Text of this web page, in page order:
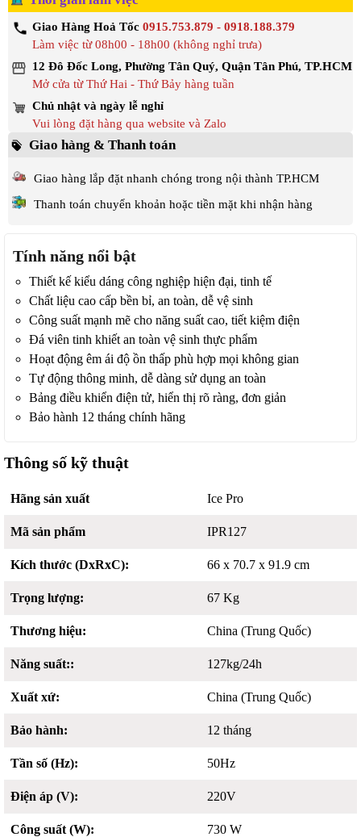
Giao Hàng Hoả Tốc 0915.753.879 - 0918.188.379
Làm việc từ 08h00 - 18h00 (không nghỉ trưa)
12 Đô Đốc Long, Phường Tân Quý, Quận Tân Phú, TP.HCM
Mở cửa từ Thứ Hai - Thứ Bảy hàng tuần
Chủ nhật và ngày lễ nghỉ
Vui lòng đặt hàng qua website và Zalo
Giao hàng & Thanh toán
Giao hàng lắp đặt nhanh chóng trong nội thành TP.HCM
Thanh toán chuyển khoản hoặc tiền mặt khi nhận hàng
Tính năng nổi bật
Thiết kế kiểu dáng công nghiệp hiện đại, tinh tế
Chất liệu cao cấp bền bỉ, an toàn, dễ vệ sinh
Công suất mạnh mẽ cho năng suất cao, tiết kiệm điện
Đá viên tinh khiết an toàn vệ sinh thực phẩm
Hoạt động êm ái độ ồn thấp phù hợp mọi không gian
Tự động thông minh, dễ dàng sử dụng an toàn
Bảng điều khiển điện tử, hiển thị rõ ràng, đơn giản
Bảo hành 12 tháng chính hãng
Thông số kỹ thuật
Hãng sản xuất Ice Pro
Mã sản phẩm IPR127
Kích thước (DxRxC): 66 x 70.7 x 91.9 cm
Trọng lượng: 67 Kg
Thương hiệu: China (Trung Quốc)
Năng suất:: 127kg/24h
Xuất xứ: China (Trung Quốc)
Bảo hành: 12 tháng
Tần số (Hz): 50Hz
Điện áp (V): 220V
Công suất (W): 730 W